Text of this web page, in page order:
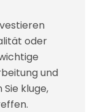
oder
und
kluge,